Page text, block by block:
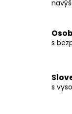
s
s